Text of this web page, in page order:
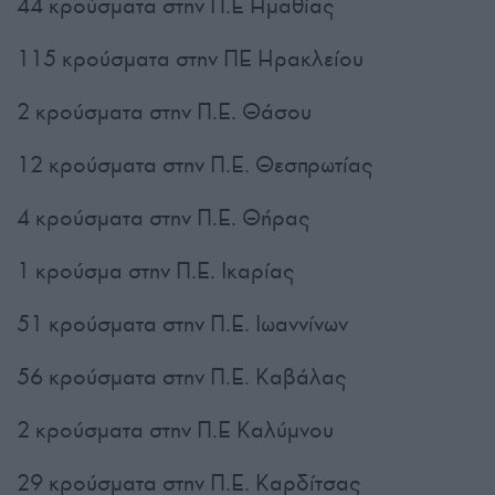
44 κρούσματα στην Π.Ε Ημαθίας
115 κρούσματα στην ΠΕ Ηρακλείου
2 κρούσματα στην Π.Ε. Θάσου
12 κρούσματα στην Π.Ε. Θεσπρωτίας
4 κρούσματα στην Π.Ε. Θήρας
1 κρούσμα στην Π.Ε. Ικαρίας
51 κρούσματα στην Π.Ε. Ιωαννίνων
56 κρούσματα στην Π.Ε. Καβάλας
2 κρούσματα στην Π.Ε Καλύμνου
29 κρούσματα στην Π.Ε. Καρδίτσας